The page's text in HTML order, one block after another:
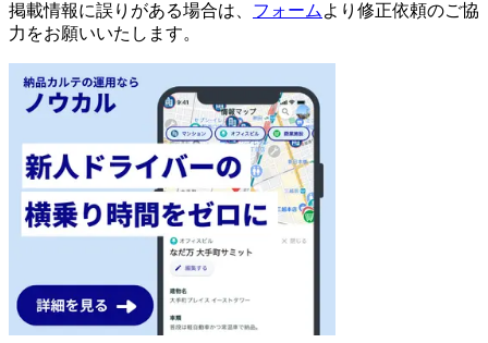
掲載情報に誤りがある場合は、 フォーム より修正依頼のご協
力をお願いいたします。